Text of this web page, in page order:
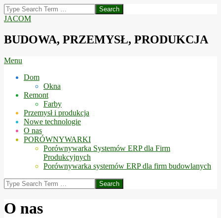
Skip
to
Search
JACOM
BUDOWA, PRZEMYSŁ, PRODUKCJA
Secondary
Menu
Menu
Dom
Okna
Remont
Farby
Przemysł i produkcja
Nowe technologie
O nas
PORÓWNYWARKI
Porównywarka Systemów ERP dla Firm
Produkcyjnych
Porównywarka systemów ERP dla firm budowlanych
Search
O nas